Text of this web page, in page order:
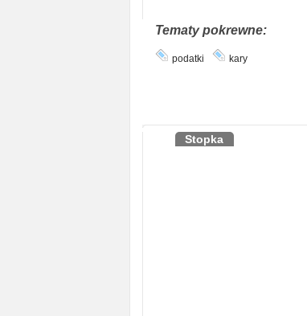
Tematy pokrewne:
podatki kary
Stopka